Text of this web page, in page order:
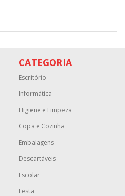
CATEGORIA
Escritório
Informática
Higiene e Limpeza
Copa e Cozinha
Embalagens
Descartáveis
Escolar
Festa